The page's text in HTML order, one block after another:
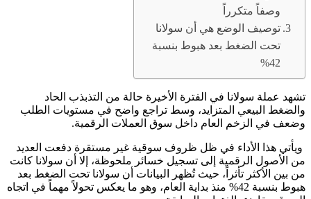
وصفاً متكرراً
توصيف الوضع هي أن سولانا
تحت الضغط بعد هبوط بنسبة
42%
تشهد عملة سولانا في الفترة الأخيرة حالة من التذبذب الحاد
والضغط البيعي المتزايد، وسط تراجع واضح في مستويات الطلب
وضعف في الزخم العام داخل سوق العملات الرقمية.
ويأتي هذا الأداء في ظل ظروف سوقية غير مستقرة دفعت العديد
من الأصول الرقمية إلى تسجيل خسائر ملحوظة، إلا أن سولانا كانت
من بين الأكثر تأثراً، حيث تُظهر البيانات أن سولانا تحت الضغط بعد
هبوط بنسبة 42% منذ بداية العام، وهو ما يعكس تحولاً مهماً في اتجاه